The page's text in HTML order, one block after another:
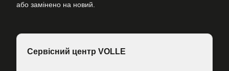
або замінено на новий.
Сервісний центр VOLLE